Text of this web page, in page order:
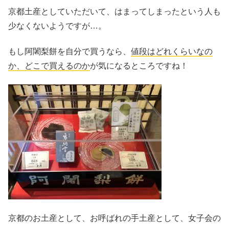
京都土産としていただいて、はまってしまったという人も
少なくないようですが…。
もし阿闍梨餅を自分で買うなら、 値段はどれくらいなの
か、どこで買えるのかが気になるところですね！
京都のお土産として、お呼ばれの手土産として、女子会の